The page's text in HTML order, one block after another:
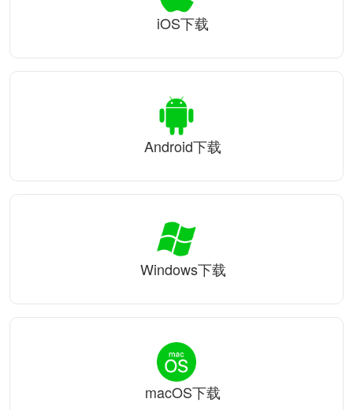
iOS下载
Android下载
Windows下载
macOS下载